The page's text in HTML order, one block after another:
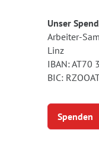
Unser
Arbeiter-
Linz
IBAN: AT70
BIC:
Spenden